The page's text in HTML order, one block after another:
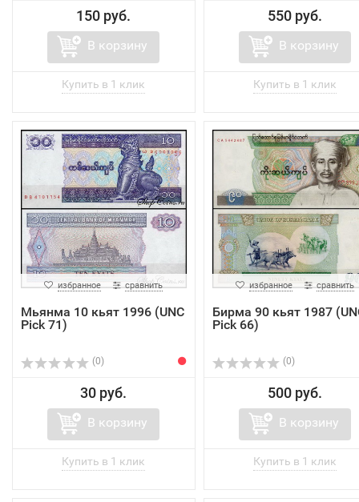
150 руб.
В корзину
550 руб.
В корзину
избранное сравнить
Мьянма 10 кьят 1996 (UNC
Pick 71)
(0)
30 руб.
В корзину
избранное сравнить
Бирма 90 кьят 1987
Pick 66)
(0)
500 руб.
В корзину